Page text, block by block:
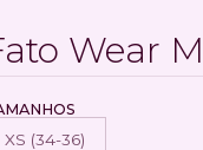
Wear
XS (34-36)